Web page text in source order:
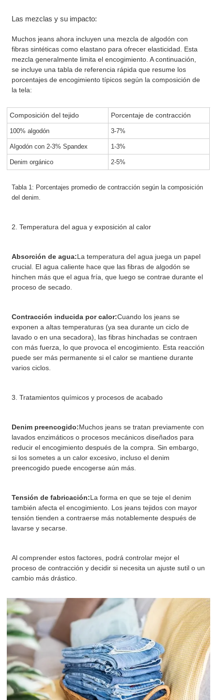
Las mezclas y su impacto:
Muchos jeans ahora incluyen una mezcla de algodón con
fibras sintéticas como elastano para ofrecer elasticidad. Esta
mezcla generalmente limita el encogimiento. A continuación,
se incluye una tabla de referencia rápida que resume los
porcentajes de encogimiento típicos según la composición de
la tela:
Composición del tejido Porcentaje de contracción
100% algodón 3-7%
Algodón con 2-3% Spandex 1-3%
Denim orgánico 2-5%
Tabla 1: Porcentajes promedio de contracción según la composición
del denim.
2. Temperatura del agua y exposición al calor
Absorción de agua:La temperatura del agua juega un papel
crucial. El agua caliente hace que las fibras de algodón se
hinchen más que el agua fría, que luego se contrae durante el
proceso de secado.
Contracción inducida por calor:Cuando los jeans se
exponen a altas temperaturas (ya sea durante un ciclo de
lavado o en una secadora), las fibras hinchadas se contraen
con más fuerza, lo que provoca el encogimiento. Esta reacción
puede ser más permanente si el calor se mantiene durante
varios ciclos.
3. Tratamientos químicos y procesos de acabado
Denim preencogido:Muchos jeans se tratan previamente con
lavados enzimáticos o procesos mecánicos diseñados para
reducir el encogimiento después de la compra. Sin embargo,
si los sometes a un calor excesivo, incluso el denim
preencogido puede encogerse aún más.
Tensión de fabricación:La forma en que se teje el denim
también afecta el encogimiento. Los jeans tejidos con mayor
tensión tienden a contraerse más notablemente después de
lavarse y secarse.
Al comprender estos factores, podrá controlar mejor el
proceso de contracción y decidir si necesita un ajuste sutil o un
cambio más drástico.